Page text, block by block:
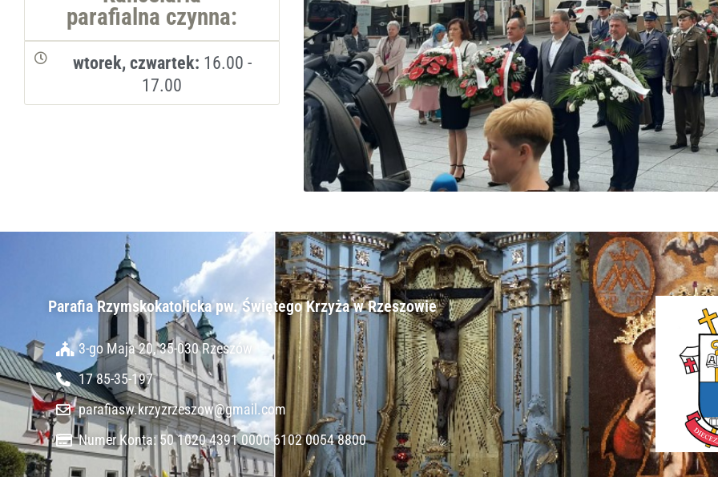
parafialna czynna:
wtorek, czwartek: 16.00 -
17.00
Parafia Rzymskokatolicka pw. Świętego Krzyża w Rzeszowie​
3-go Maja 20, 35-030 Rzeszów
17 85-35-197
parafiasw.krzyzrzeszow@gmail.com
Numer Konta: 50 1020 4391 0000 6102 0054 8800